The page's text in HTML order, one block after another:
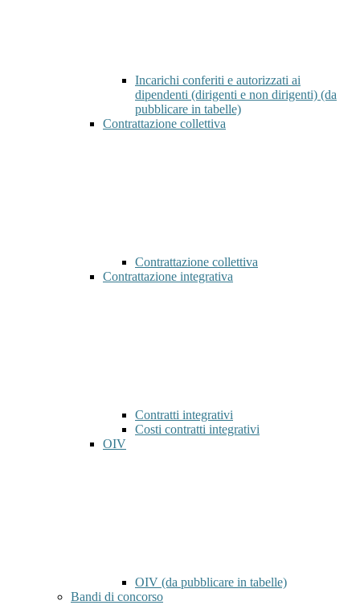
Incarichi conferiti e autorizzati ai
dipendenti (dirigenti e non dirigenti) (da
pubblicare in tabelle)
Contrattazione collettiva
Contrattazione collettiva
Contrattazione integrativa
Contratti integrativi
Costi contratti integrativi
OIV
OIV (da pubblicare in tabelle)
Bandi di concorso